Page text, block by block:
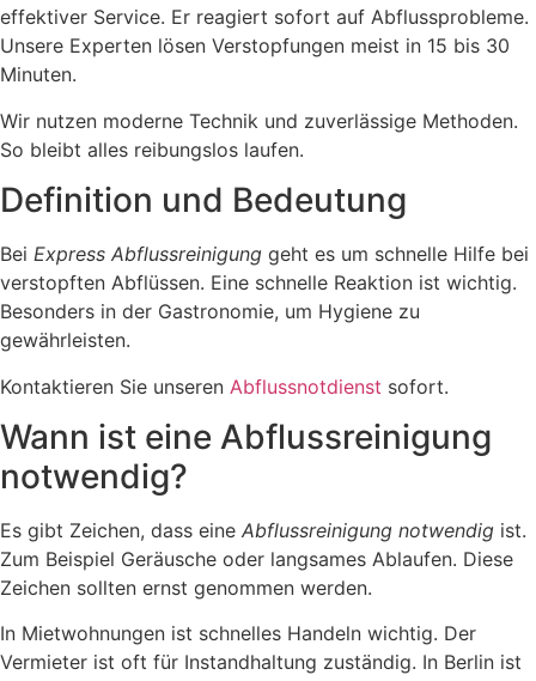
effektiver Service. Er reagiert sofort auf Abflussprobleme.
Unsere Experten lösen Verstopfungen meist in 15 bis 30
Minuten.
Wir nutzen moderne Technik und zuverlässige Methoden.
So bleibt alles reibungslos laufen.
Definition und Bedeutung
Bei Express Abflussreinigung geht es um schnelle Hilfe bei
verstopften Abflüssen. Eine schnelle Reaktion ist wichtig.
Besonders in der Gastronomie, um Hygiene zu
gewährleisten.
Kontaktieren Sie unseren Abflussnotdienst sofort.
Wann ist eine Abflussreinigung
notwendig?
Es gibt Zeichen, dass eine Abflussreinigung notwendig ist.
Zum Beispiel Geräusche oder langsames Ablaufen. Diese
Zeichen sollten ernst genommen werden.
In Mietwohnungen ist schnelles Handeln wichtig. Der
Vermieter ist oft für Instandhaltung zuständig. In Berlin ist